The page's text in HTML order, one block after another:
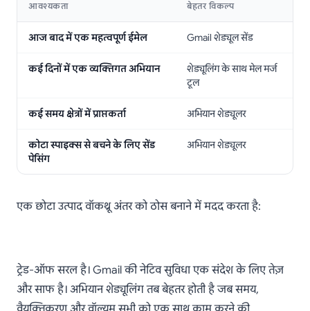
आवश्यकता बेहतर विकल्प
आज बाद में एक महत्वपूर्ण ईमेल Gmail शेड्यूल सेंड
कई दिनों में एक व्यक्तिगत अभियान
शेड्यूलिंग के साथ मेल मर्ज
टूल
कई समय क्षेत्रों में प्राप्तकर्ता अभियान शेड्यूलर
कोटा स्पाइक्स से बचने के लिए सेंड
पेसिंग
अभियान शेड्यूलर
एक छोटा उत्पाद वॉकथ्रू अंतर को ठोस बनाने में मदद करता है:
ट्रेड-ऑफ सरल है। Gmail की नेटिव सुविधा एक संदेश के लिए तेज़
और साफ है। अभियान शेड्यूलिंग तब बेहतर होती है जब समय,